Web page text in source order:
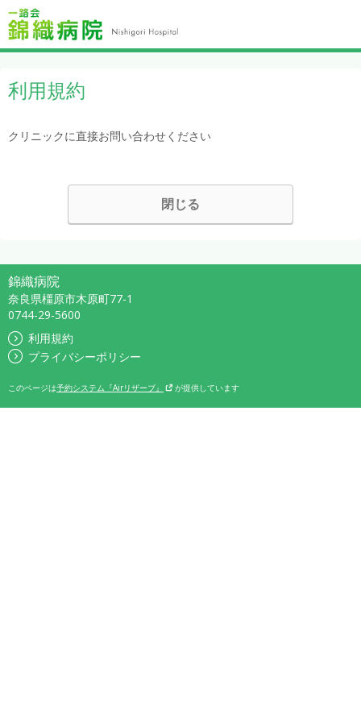
利用規約
クリニックに直接お問い合わせください
閉じる
錦織病院
奈良県橿原市木原町77-1
0744-29-5600
利用規約
プライバシーポリシー
このページは予約システム『Airリザーブ』 が提供しています